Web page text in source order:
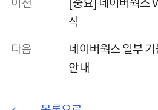
이전
[중요] 네이버웍스
식
다음
네이버웍스 일부
안내